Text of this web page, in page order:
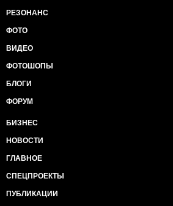
РЕЗОНАНС
ФОТО
ВИДЕО
ФОТОШОПЫ
БЛОГИ
ФОРУМ
БИЗНЕС
НОВОСТИ
ГЛАВНОЕ
СПЕЦПРОЕКТЫ
ПУБЛИКАЦИИ